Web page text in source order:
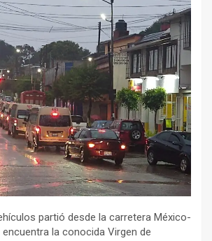
partió desde la carretera México-
encuentra la conocida Virgen de